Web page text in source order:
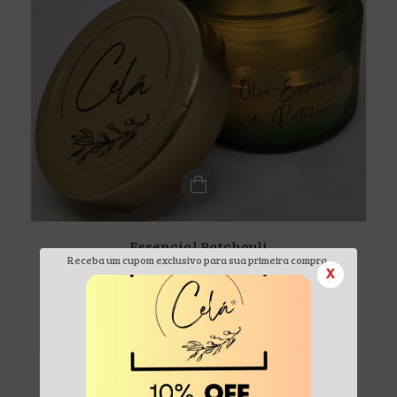
Receba um cupom exclusivo para sua primeira compra.
X
Essencial Patchouli
$62.45 USD